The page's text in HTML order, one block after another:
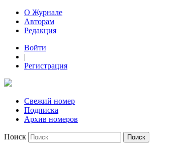
О Журнале
Авторам
Редакция
Войти
|
Регистрация
Свежий номер
Подписка
Архив номеров
Поиск